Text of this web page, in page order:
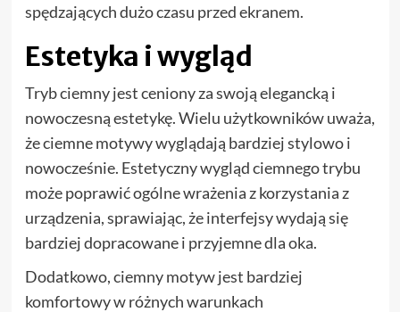
spędzających dużo czasu przed ekranem.
Estetyka i wygląd
Tryb ciemny jest ceniony za swoją elegancką i
nowoczesną estetykę. Wielu użytkowników uważa,
że ciemne motywy wyglądają bardziej stylowo i
nowocześnie. Estetyczny wygląd ciemnego trybu
może poprawić ogólne wrażenia z korzystania z
urządzenia, sprawiając, że interfejsy wydają się
bardziej dopracowane i przyjemne dla oka.
Dodatkowo, ciemny motyw jest bardziej
komfortowy w różnych warunkach